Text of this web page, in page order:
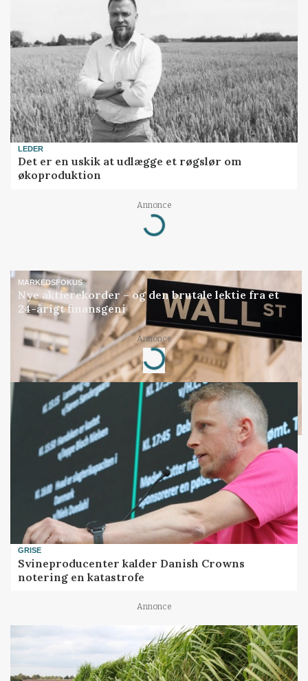
LEDER
Det er en uskik at udlægge et røgslør om
økoproduktion
Annonce
Loading...
MARKEDSFOKUS
Nye aktierekorder – og den brutale lektie fra et
24-årigt finansgeni
Annonce
Loading...
GRISE
Svineproducenter kalder Danish Crowns
notering en katastrofe
Annonce